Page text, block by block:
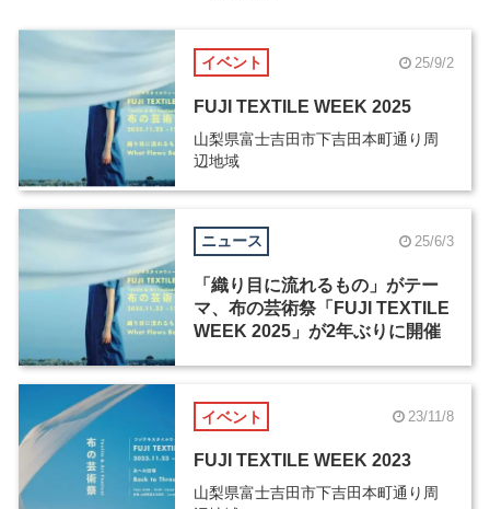
イベント 25/9/2
FUJI TEXTILE WEEK 2025
山梨県富士吉田市下吉田本町通り周
辺地域
ニュース 25/6/3
「織り⽬に流れるもの」がテー
マ、布の芸術祭「FUJI TEXTILE
WEEK 2025」が2年ぶりに開催
イベント 23/11/8
FUJI TEXTILE WEEK 2023
山梨県富士吉田市下吉田本町通り周